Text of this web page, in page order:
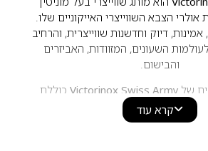
אולרי הצבא השווייצרי האייקוניים שלו.
דיוק וחדשנות שווייצרית, והרחיב
השעונים, המזוודות, האביזרים
והבישום.
של Victorinox Swiss Armyכוללת
המשלבים תווים רעננים, ארומטיים,
מתאפיינים בניקיון, אלגנטיות
קרא עוד